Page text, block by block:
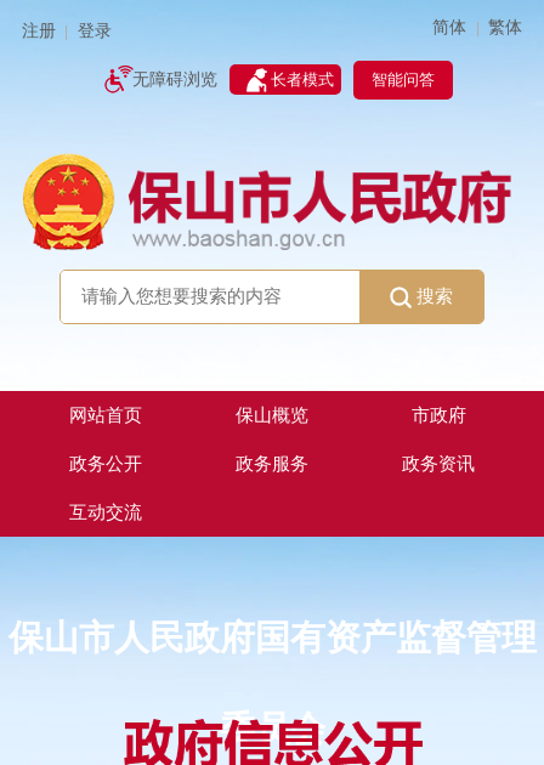
注册 登录 简体 | 繁体
无障碍浏览 长者模式 智能问答
搜索
网站首页 保山概览 市政府
政务公开 政务服务 政务资讯
互动交流
保山市人民政府国有资产监督管理
委员会